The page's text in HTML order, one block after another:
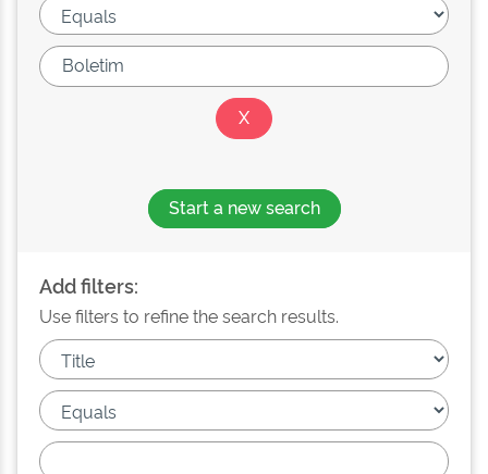
Start a new search
Add filters:
Use filters to refine the search results.